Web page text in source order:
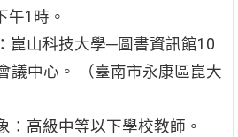
午1時。
崑山科技大學─圖書資訊館10
議中心。 （臺南市永康區崑大
：高級中等以下學校教師。